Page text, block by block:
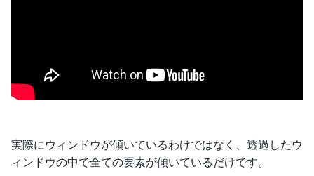
実際にウィンドウが傾いているわけではなく、透過したウ
ィンドウの中で全ての要素が傾いているだけです。